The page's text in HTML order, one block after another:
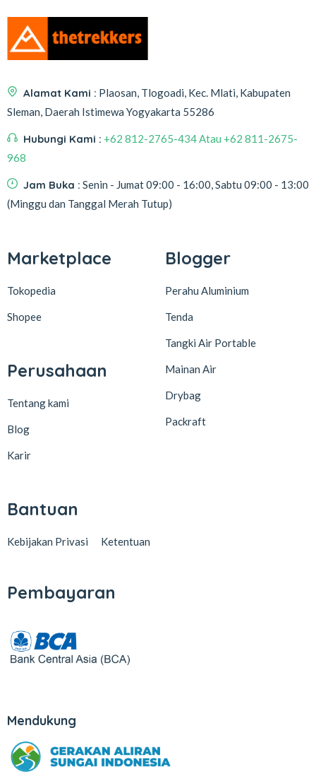
Alamat Kami : Plaosan, Tlogoadi, Kec. Mlati, Kabupaten
Sleman, Daerah Istimewa Yogyakarta 55286
Hubungi Kami : +62 812-2765-434 Atau +62 811-2675-
968
Jam Buka : Senin - Jumat 09:00 - 16:00, Sabtu 09:00 - 13:00
(Minggu dan Tanggal Merah Tutup)
Marketplace
Tokopedia
Shopee
Perusahaan
Tentang kami
Blog
Karir
Blogger
Perahu Aluminium
Tenda
Tangki Air Portable
Mainan Air
Drybag
Packraft
Bantuan
Kebijakan Privasi Ketentuan
Pembayaran
Mendukung